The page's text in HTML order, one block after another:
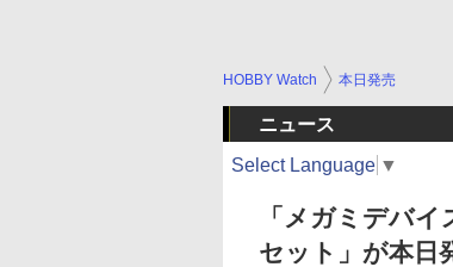
HOBBY Watch 本日発売
ニュース
Select Language ▼
「メガミデバ
セット」が本日